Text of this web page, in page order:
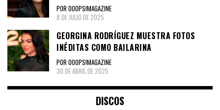
POR OOOPS!MAGAZINE
8 DE JULIO DE 2025
GEORGINA RODRÍGUEZ MUESTRA FOTOS
INÉDITAS COMO BAILARINA
POR OOOPS!MAGAZINE
30 DE ABRIL DE 2025
DISCOS